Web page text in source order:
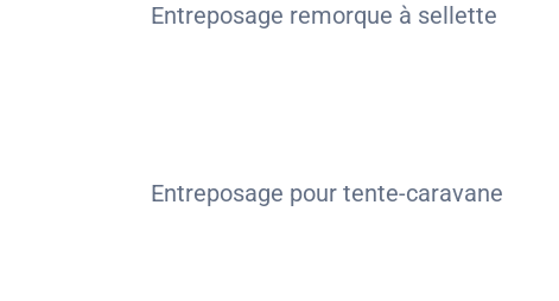
Entreposage remorque à sellette
Entreposage pour tente-caravane